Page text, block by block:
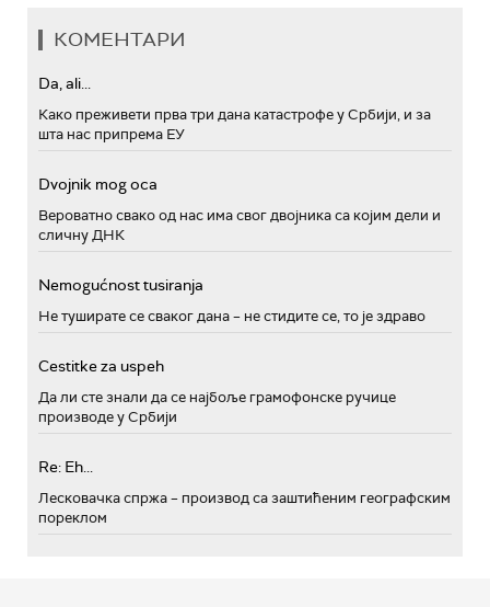
КОМЕНТАРИ
Da, ali...
Како преживети прва три дана катастрофе у Србији, и за
шта нас припрема ЕУ
Dvojnik mog oca
Вероватно свако од нас има свог двојника са којим дели и
сличну ДНК
Nemogućnost tusiranja
Не туширате се сваког дана – не стидите се, то је здраво
Cestitke za uspeh
Да ли сте знали да се најбоље грамофонске ручице
производе у Србији
Re: Eh...
Лесковачка спржа – производ са заштићеним географским
пореклом